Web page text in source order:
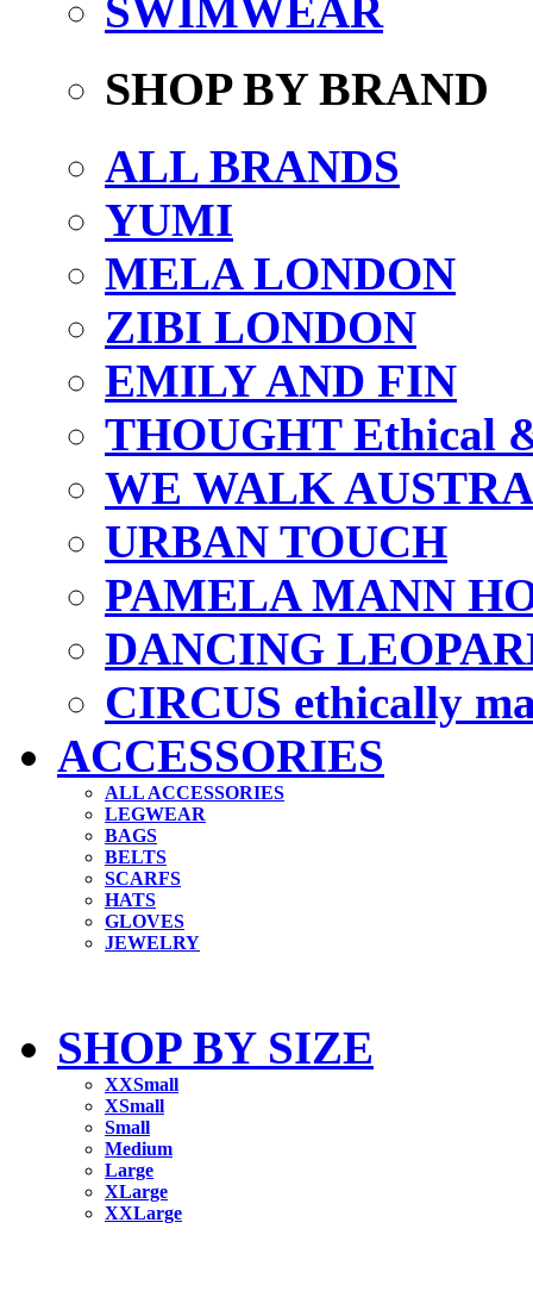
SWIMWEAR
SHOP BY BRAND
ALL BRANDS
YUMI
MELA LONDON
ZIBI LONDON
EMILY AND FIN
THOUGHT Ethical
WE WALK
URBAN TOUCH
PAMELA MANN
DANCING
CIRCUS ethically
ACCESSORIES
ALL ACCESSORIES
LEGWEAR
BAGS
BELTS
SCARFS
HATS
GLOVES
JEWELRY
SHOP BY SIZE
XXSmall
XSmall
Small
Medium
Large
XLarge
XXLarge